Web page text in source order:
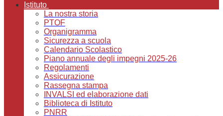
Istituto
La nostra storia
PTOF
Organigramma
Sicurezza a scuola
Calendario Scolastico
Piano annuale degli impegni 2025-26
Regolamenti
Assicurazione
Rassegna stampa
INVALSI ed elaborazione dati
Biblioteca di Istituto
PNRR